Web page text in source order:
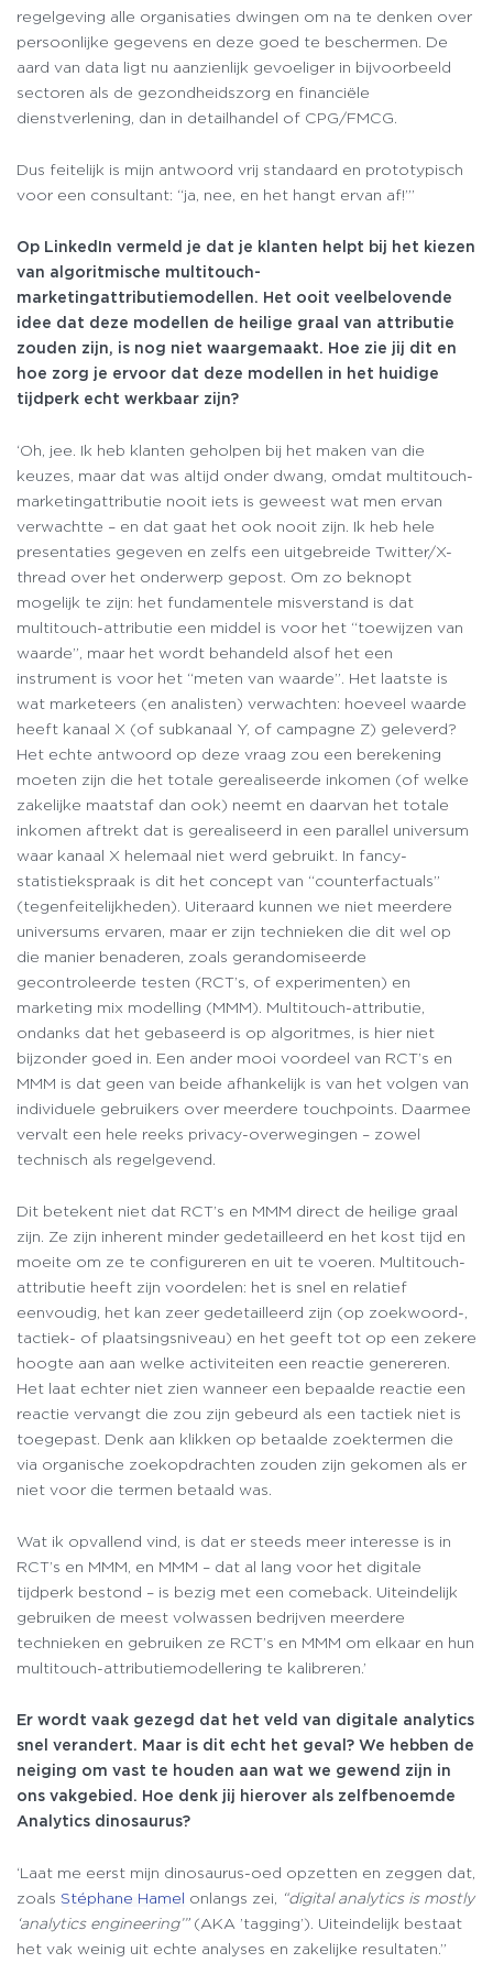
regelgeving alle organisaties dwingen om na te denken over
persoonlijke gegevens en deze goed te beschermen. De
aard van data ligt nu aanzienlijk gevoeliger in bijvoorbeeld
sectoren als de gezondheidszorg en financiële
dienstverlening, dan in detailhandel of CPG/FMCG.
Dus feitelijk is mijn antwoord vrij standaard en prototypisch
voor een consultant: “ja, nee, en het hangt ervan af!”’
Op LinkedIn vermeld je dat je klanten helpt bij het kiezen
van algoritmische multitouch-
marketingattributiemodellen. Het ooit veelbelovende
idee dat deze modellen de heilige graal van attributie
zouden zijn, is nog niet waargemaakt. Hoe zie jij dit en
hoe zorg je ervoor dat deze modellen in het huidige
tijdperk echt werkbaar zijn?
‘Oh, jee. Ik heb klanten geholpen bij het maken van die
keuzes, maar dat was altijd onder dwang, omdat multitouch-
marketingattributie nooit iets is geweest wat men ervan
verwachtte – en dat gaat het ook nooit zijn. Ik heb hele
presentaties gegeven en zelfs een uitgebreide Twitter/X-
thread over het onderwerp gepost. Om zo beknopt
mogelijk te zijn: het fundamentele misverstand is dat
multitouch-attributie een middel is voor het “toewijzen van
waarde”, maar het wordt behandeld alsof het een
instrument is voor het “meten van waarde”. Het laatste is
wat marketeers (en analisten) verwachten: hoeveel waarde
heeft kanaal X (of subkanaal Y, of campagne Z) geleverd?
Het echte antwoord op deze vraag zou een berekening
moeten zijn die het totale gerealiseerde inkomen (of welke
zakelijke maatstaf dan ook) neemt en daarvan het totale
inkomen aftrekt dat is gerealiseerd in een parallel universum
waar kanaal X helemaal niet werd gebruikt. In fancy-
statistiekspraak is dit het concept van “counterfactuals”
(tegenfeitelijkheden). Uiteraard kunnen we niet meerdere
universums ervaren, maar er zijn technieken die dit wel op
die manier benaderen, zoals gerandomiseerde
gecontroleerde testen (RCT’s, of experimenten) en
marketing mix modelling (MMM). Multitouch-attributie,
ondanks dat het gebaseerd is op algoritmes, is hier niet
bijzonder goed in. Een ander mooi voordeel van RCT’s en
MMM is dat geen van beide afhankelijk is van het volgen van
individuele gebruikers over meerdere touchpoints. Daarmee
vervalt een hele reeks privacy-overwegingen – zowel
technisch als regelgevend.
Dit betekent niet dat RCT’s en MMM direct de heilige graal
zijn. Ze zijn inherent minder gedetailleerd en het kost tijd en
moeite om ze te configureren en uit te voeren. Multitouch-
attributie heeft zijn voordelen: het is snel en relatief
eenvoudig, het kan zeer gedetailleerd zijn (op zoekwoord-,
tactiek- of plaatsingsniveau) en het geeft tot op een zekere
hoogte aan aan welke activiteiten een reactie genereren.
Het laat echter niet zien wanneer een bepaalde reactie een
reactie vervangt die zou zijn gebeurd als een tactiek niet is
toegepast. Denk aan klikken op betaalde zoektermen die
via organische zoekopdrachten zouden zijn gekomen als er
niet voor die termen betaald was.
Wat ik opvallend vind, is dat er steeds meer interesse is in
RCT’s en MMM, en MMM – dat al lang voor het digitale
tijdperk bestond – is bezig met een comeback. Uiteindelijk
gebruiken de meest volwassen bedrijven meerdere
technieken en gebruiken ze RCT’s en MMM om elkaar en hun
multitouch-attributiemodellering te kalibreren.’
Er wordt vaak gezegd dat het veld van digitale analytics
snel verandert. Maar is dit echt het geval? We hebben de
neiging om vast te houden aan wat we gewend zijn in
ons vakgebied. Hoe denk jij hierover als zelfbenoemde
Analytics dinosaurus?
‘Laat me eerst mijn dinosaurus-oed opzetten en zeggen dat,
zoals Stéphane Hamel onlangs zei, “digital analytics is mostly
‘analytics engineering’” (AKA ’tagging’). Uiteindelijk bestaat
het vak weinig uit echte analyses en zakelijke resultaten.”